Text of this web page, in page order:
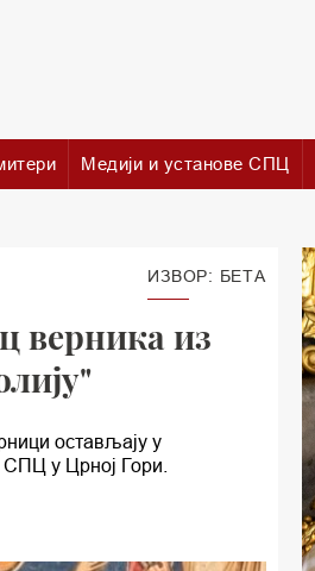
Медији и установе СПЦ
ИЗВОР: БЕТА
верника из
остављају у
у Црној Гори.